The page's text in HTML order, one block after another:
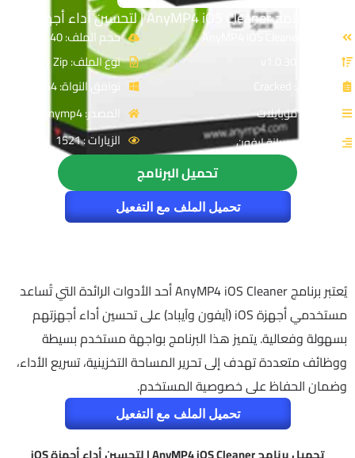
تحميل برنامج AnyMP4 iOS Cleaner | لتحسين أداء أجهزة iOS
القسم: موبايلات
التصنيف: صيانة ايفون
حجم الملف: 40 MB
نوع الملف: Zip
توافق النواة: 64-Bit
المصدر: Anymp4
الزيارات : 1521
تحميل البرنامج
تحميل الملف مع التفعيل
يُعتبر برنامج AnyMP4 iOS Cleaner أحد الأدوات الرائدة التي تُساعد
مستخدمي أجهزة iOS (آيفون وآيباد) على تحسين أداء أجهزتهم
بسهولة وفعالية. يتميز هذا البرنامج بواجهة مستخدم بسيطة
ووظائف متعددة تهدف إلى تحرير المساحة التخزينية، تسريع الأداء،
وضمان الحفاظ على خصوصية المستخدم.
تحميل الملف مع التفعيل